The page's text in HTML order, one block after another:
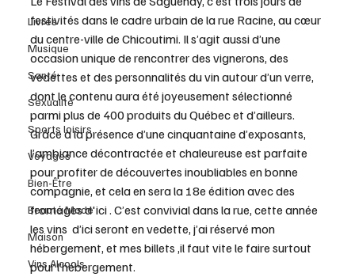
Livres
Musique
Santé
Sexualité
Sports loisirs
Voyages
Bien-Être
Beauté Mode
Maison
Vins Alcools
festivités dans le cadre urbain de la rue Racine, au cœur
du centre-ville de Chicoutimi. Il s’agit aussi d’une
occasion unique de rencontrer des vignerons, des
vedettes et des personnalités du vin autour d’un verre,
dont le contenu aura été joyeusement sélectionné
parmi plus de 400 produits du Québec et d’ailleurs.
Grâce à la présence d’une cinquantaine d’exposants,
l’ambiance décontractée et chaleureuse est parfaite
pour profiter de découvertes inoubliables en bonne
compagnie, et cela en sera la 18e édition avec des
fromages d'ici . C’est convivial dans la rue, cette année
les vins  d’ici seront en vedette, j’ai réservé mon
hébergement, et mes billets ,il faut vite le faire surtout
pour l’hébergement.